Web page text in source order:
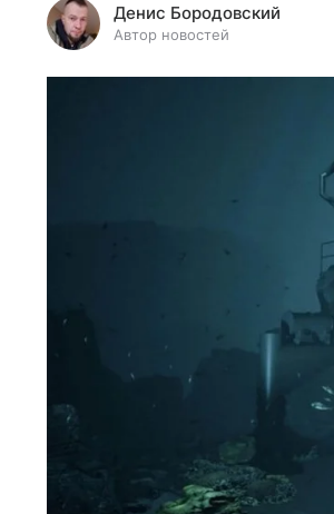
Денис Бородовский
Автор новостей